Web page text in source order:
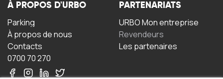
À PROPOS D'URBO
Parking
À propos de nous
Contacts
0700 70 270
PARTENARIATS
URBO Mon entreprise
Revendeurs
Les partenaires